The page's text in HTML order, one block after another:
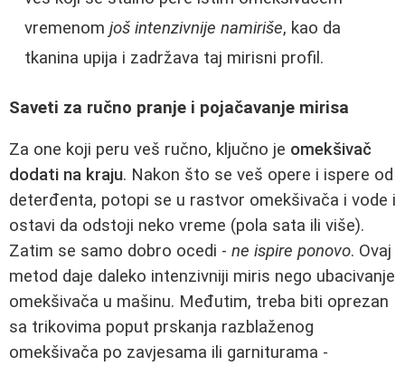
vremenom još intenzivnije namiriše, kao da
tkanina upija i zadržava taj mirisni profil.
Saveti za ručno pranje i pojačavanje mirisa
Za one koji peru veš ručno, ključno je omekšivač
dodati na kraju. Nakon što se veš opere i ispere od
deterđenta, potopi se u rastvor omekšivača i vode i
ostavi da odstoji neko vreme (pola sata ili više).
Zatim se samo dobro ocedi - ne ispire ponovo. Ovaj
metod daje daleko intenzivniji miris nego ubacivanje
omekšivača u mašinu. Međutim, treba biti oprezan
sa trikovima poput prskanja razblaženog
omekšivača po zavjesama ili garniturama -